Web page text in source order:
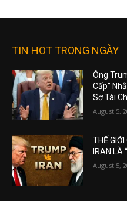
TIN HOT TRONG NGÀY
Ông
Cấp”
Sơ Tài
August 5,
THẾ
IRAN LÀ
August 5,